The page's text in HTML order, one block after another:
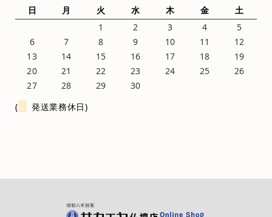
日
月 火 水 木 金
土
1
2 3 4
5
6
7 8 9 10 11
12
13
14 15 16 17 18
19
20
21 22 23 24 25
26
27
28 29
30
(
発送業務休日)